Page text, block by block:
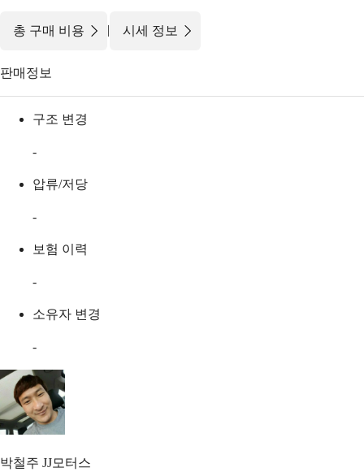
총 구매 비용 | 시세 정보
판매정보
구조 변경
-
압류/저당
-
보험 이력
-
소유자 변경
-
박철주 JJ모터스